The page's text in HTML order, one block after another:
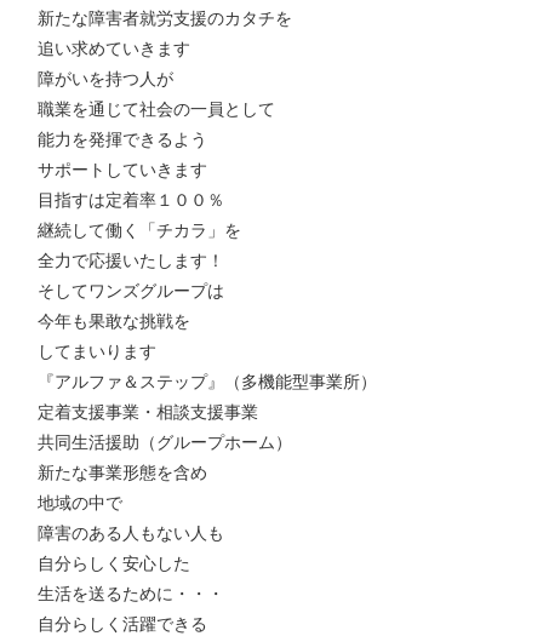
新たな障害者就労支援のカタチを
追い求めていきます
障がいを持つ人が
職業を通じて社会の一員として
能力を発揮できるよう
サポートしていきます
目指すは定着率１００％
継続して働く「チカラ」を
全力で応援いたします！
そしてワンズグループは
今年も果敢な挑戦を
してまいります
『アルファ＆ステップ』（多機能型事業所）
定着支援事業・相談支援事業
共同生活援助（グループホーム）
新たな事業形態を含め
地域の中で
障害のある人もない人も
自分らしく安心した
生活を送るために・・・
自分らしく活躍できる